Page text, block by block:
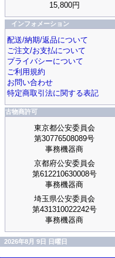
15,800円
インフォメーション
配送/納期/返品について
ご注文/お支払について
プライバシーについて
ご利用規約
お問い合わせ
特定商取引法に関する表記
古物商許可
東京都公安委員会
第30776508089号
事務機器商
京都府公安委員会
第612210630008号
事務機器商
埼玉県公安委員会
第431310022242号
事務機器商
2026年8月 9日 日曜日